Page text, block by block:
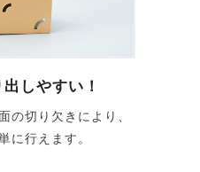
しやすい！
の切り欠きにより、
に行えます。